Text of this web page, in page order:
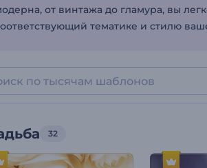
от винтажа до гламура, вы
тематике и стилю
32